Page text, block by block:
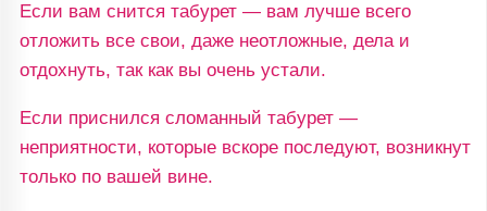
Если вам снится табурет — вам лучше всего
отложить все свои, даже неотложные, дела и
отдохнуть, так как вы очень устали.
Если приснился сломанный табурет —
неприятности, которые вскоре последуют, возникнут
только по вашей вине.